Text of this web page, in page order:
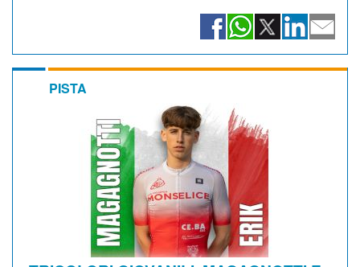
PISTA